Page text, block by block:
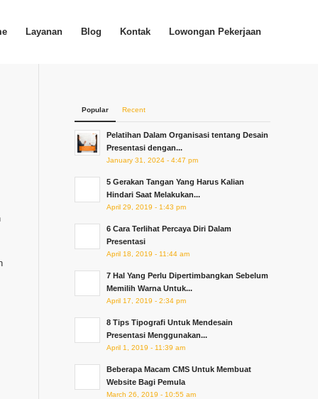
Layanan Blog Kontak Lowongan Pekerjaan
Popular Recent
Pelatihan Dalam Organisasi tentang Desain
Presentasi dengan...
January 31, 2024 - 4:47 pm
5 Gerakan Tangan Yang Harus Kalian
Hindari Saat Melakukan...
April 29, 2019 - 1:43 pm
6 Cara Terlihat Percaya Diri Dalam
Presentasi
April 18, 2019 - 11:44 am
7 Hal Yang Perlu Dipertimbangkan Sebelum
Memilih Warna Untuk...
April 17, 2019 - 2:34 pm
8 Tips Tipografi Untuk Mendesain
Presentasi Menggunakan...
April 1, 2019 - 11:39 am
Beberapa Macam CMS Untuk Membuat
Website Bagi Pemula
March 26, 2019 - 10:55 am